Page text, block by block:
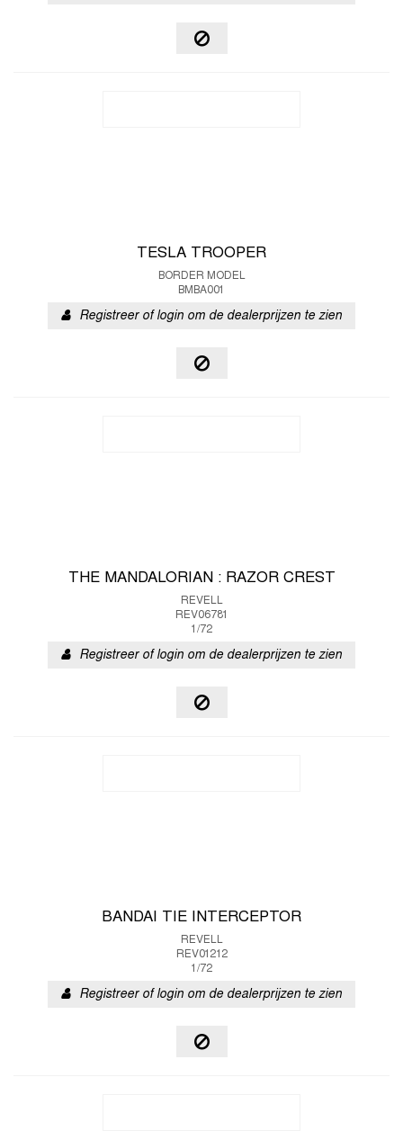
TESLA TROOPER
BORDER MODEL
BMBA001
Registreer of login om de dealerprijzen te zien
THE MANDALORIAN : RAZOR CREST
REVELL
REV06781
1/72
Registreer of login om de dealerprijzen te zien
BANDAI TIE INTERCEPTOR
REVELL
REV01212
1/72
Registreer of login om de dealerprijzen te zien